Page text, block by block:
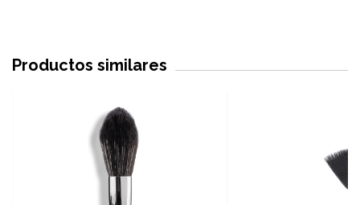
Productos similares